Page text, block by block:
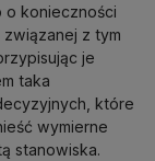
o konieczności
z tym
je
taka
które
wymierne
stanowiska.